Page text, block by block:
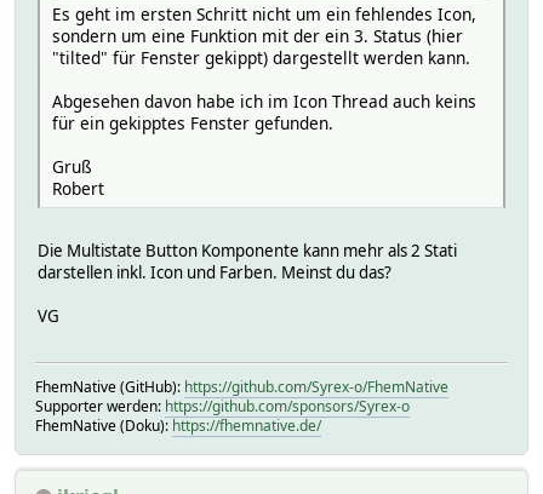
Es geht im ersten Schritt nicht um ein fehlendes Icon,
sondern um eine Funktion mit der ein 3. Status (hier
"tilted" für Fenster gekippt) dargestellt werden kann.
Abgesehen davon habe ich im Icon Thread auch keins
für ein gekipptes Fenster gefunden.
Gruß
Robert
Die Multistate Button Komponente kann mehr als 2 Stati
darstellen inkl. Icon und Farben. Meinst du das?
VG
FhemNative (GitHub): https://github.com/Syrex-o/FhemNative
Supporter werden: https://github.com/sponsors/Syrex-o
FhemNative (Doku): https://fhemnative.de/